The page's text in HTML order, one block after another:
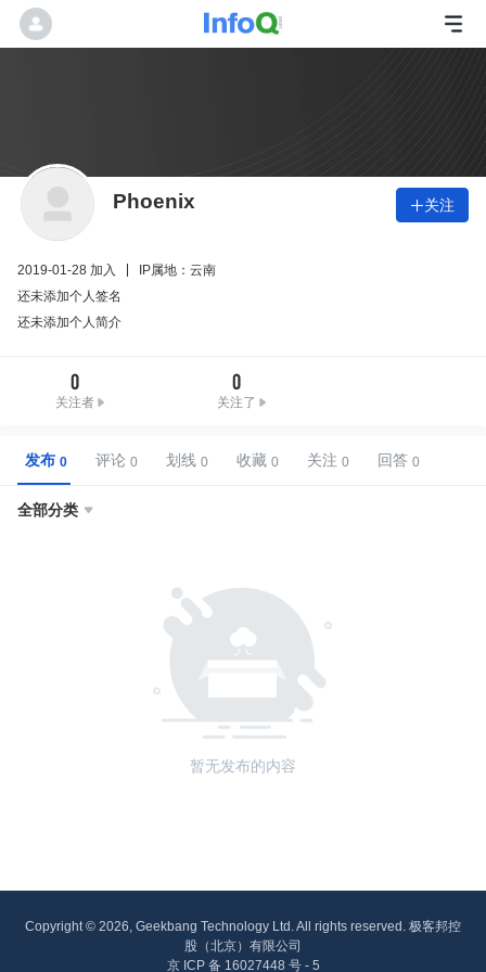
Phoenix 关注
2019-01-28 加入
IP属地：云南
还未添加个人签名
还未添加个人简介
0
关注者
0
关注了
发布 评论 划线 收藏 关注 回答
全部分类 
暂无发布的内容
Copyright © 2026, Geekbang Technology Ltd. All rights reserved. 极客邦控
股（北京）有限公司
京 ICP 备 16027448 号 - 5